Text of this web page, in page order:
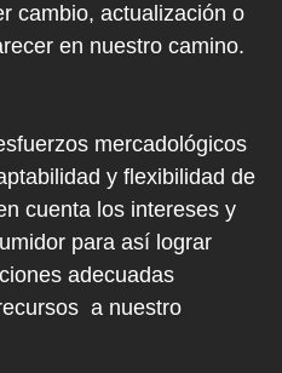
cambio, actualización o
en nuestro camino.
mercadológicos
y flexibilidad de
cuenta los intereses y
para así lograr
adecuadas
a nuestro